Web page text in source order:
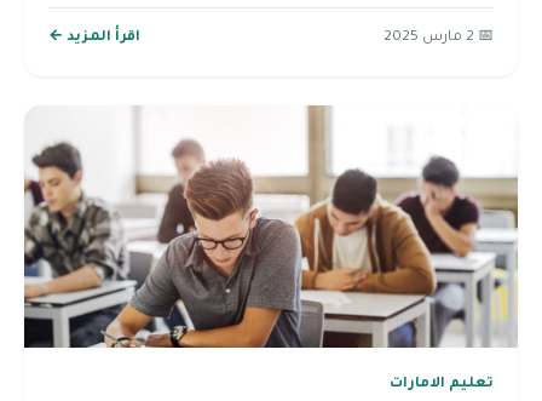
📅 2 مارس 2025 اقرأ المزيد ←
تعليم الامارات